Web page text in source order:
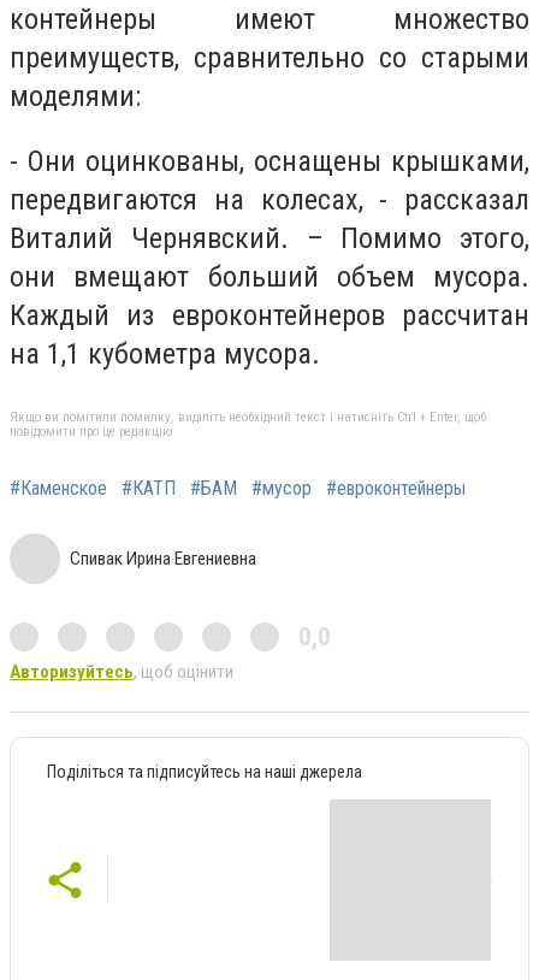
контейнеры имеют множество
преимуществ, сравнительно со старыми
моделями:
- Они оцинкованы, оснащены крышками,
передвигаются на колесах, - рассказал
Виталий Чернявский. – Помимо этого,
они вмещают больший объем мусора.
Каждый из евроконтейнеров рассчитан
на 1,1 кубометра мусора.
Якщо ви помітили помилку, виділіть необхідний текст і натисніть Ctrl + Enter, щоб
повідомити про це редакцію
#Каменское #КАТП #БАМ #мусор #евроконтейнеры
Спивак Ирина Евгениевна
0,0
Авторизуйтесь, щоб оцінити
Поділіться та підписуйтесь на наші джерела